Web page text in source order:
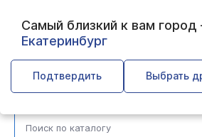
Самый близкий к вам
Екатеринбург
Подтвердить Выбрать
Казань